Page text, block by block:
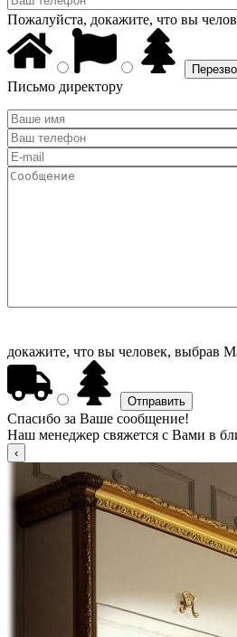
Пожалуйста, докажите, что вы
Письмо директору
докажите, что вы человек, выбрав
Спасибо за Ваше сообщение!
Наш менеджер свяжется с Вами в